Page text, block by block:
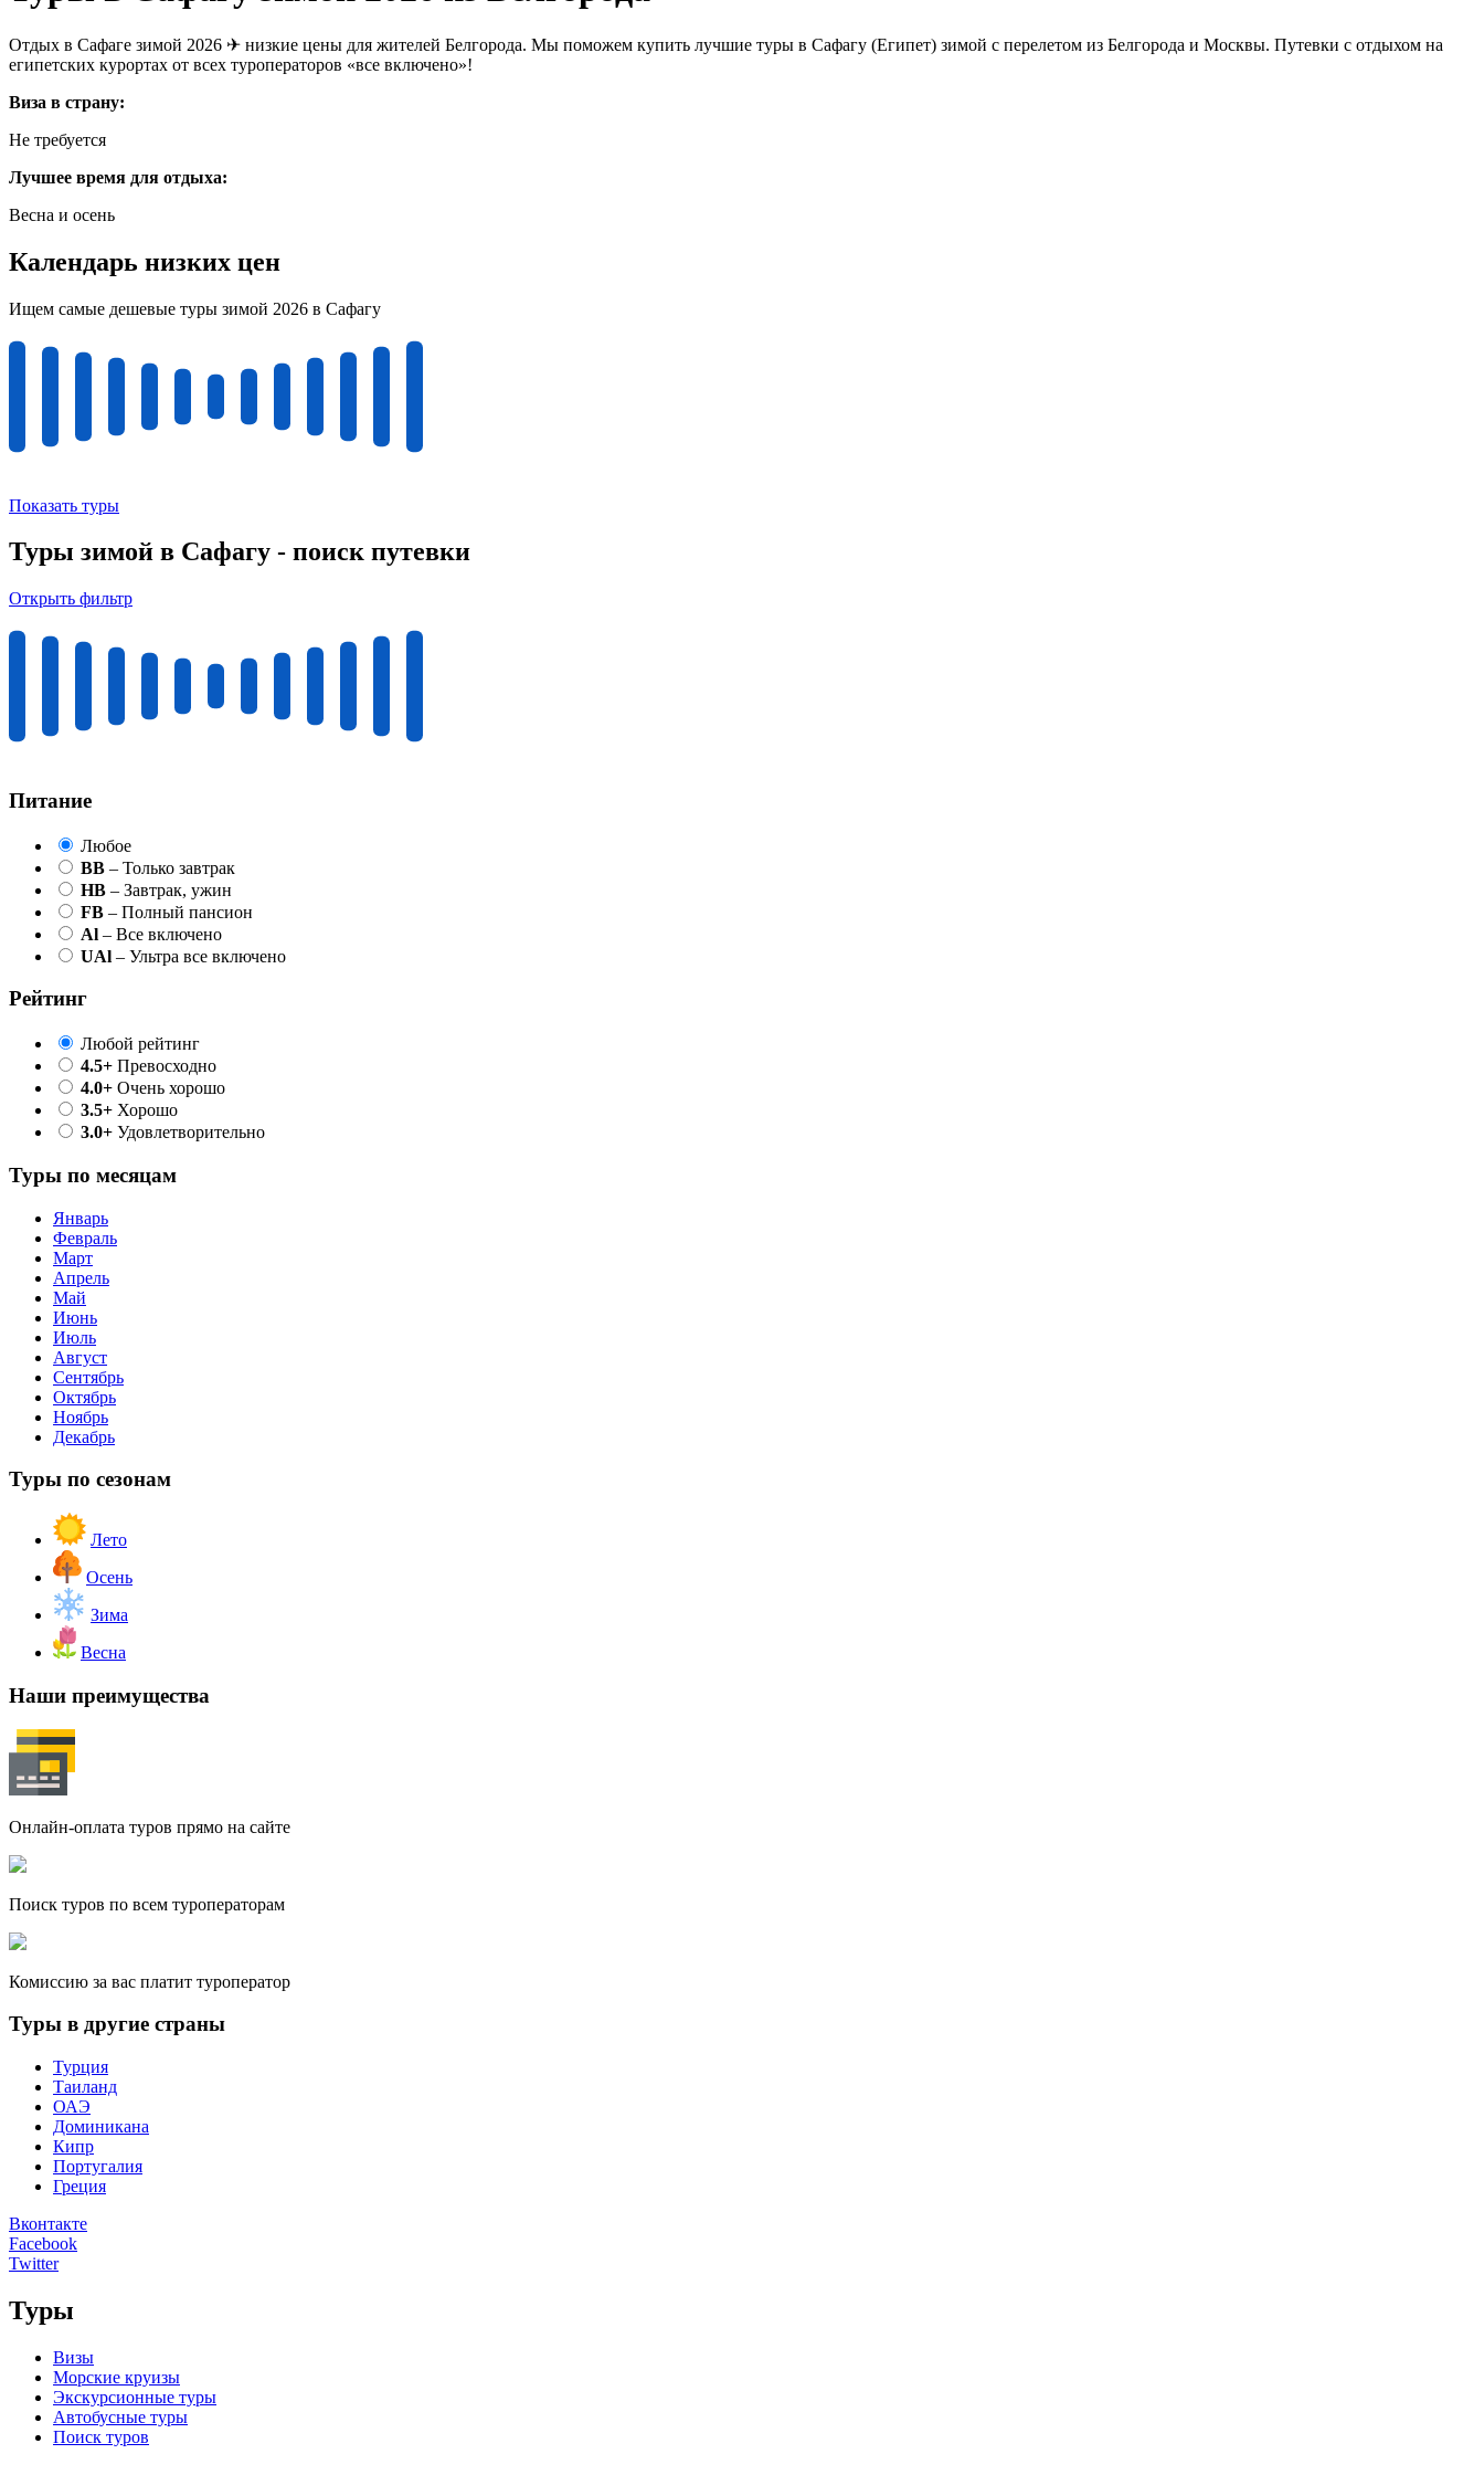
Отдых в Сафаге зимой 2026 ✈ низкие цены для жителей Белгорода. Мы поможем купить лучшие туры в Сафагу (Египет) зимой с перелетом из Белгорода и Москвы. Путевки с отдыхом на
египетских курортах от всех туроператоров «все включено»!
Виза в страну:
Не требуется
Лучшее время для отдыха:
Весна и осень
Календарь низких цен
Ищем самые дешевые туры зимой 2026 в Сафагу
Показать туры
Туры зимой в Сафагу - поиск путевки
Открыть фильтр
Питание
Любое
BB – Только завтрак
HB – Завтрак, ужин
FB – Полный пансион
Al – Все включено
UAl – Ультра все включено
Рейтинг
Любой рейтинг
4.5+ Превосходно
4.0+ Очень хорошо
3.5+ Хорошо
3.0+ Удовлетворительно
Туры по месяцам
Январь
Февраль
Март
Апрель
Май
Июнь
Июль
Август
Сентябрь
Октябрь
Ноябрь
Декабрь
Туры по сезонам
Лето
Осень
Зима
Весна
Наши преимущества
Онлайн-оплата туров прямо на сайте
Поиск туров по всем туроператорам
Комиссию за вас платит туроператор
Туры в другие страны
Турция
Таиланд
ОАЭ
Доминикана
Кипр
Португалия
Греция
Вконтакте
Facebook
Twitter
Туры
Визы
Морские круизы
Экскурсионные туры
Автобусные туры
Поиск туров